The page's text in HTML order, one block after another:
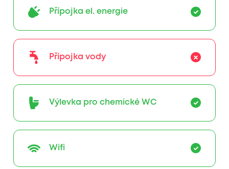
Přípojka el. energie
Přípojka vody
Výlevka pro chemické WC
Wifi